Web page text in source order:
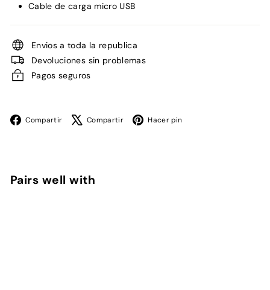
Cable de carga micro USB
Envios a toda la republica
Devoluciones sin problemas
Pagos seguros
Compartir Facebook
Compartir X Hacer pin
Pairs well with